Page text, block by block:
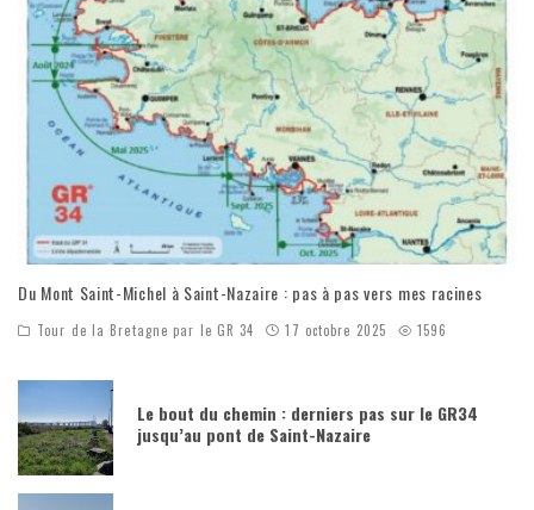
Du Mont Saint-Michel à Saint-Nazaire : pas à pas vers mes racines
Tour de la Bretagne par le GR 34 17 octobre 2025 1596
Le bout du chemin : derniers pas sur le GR34
jusqu’au pont de Saint-Nazaire